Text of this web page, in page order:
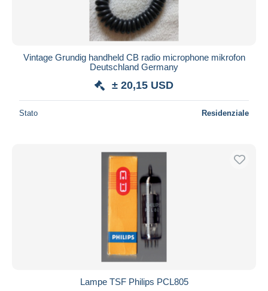
Vintage Grundig handheld CB radio microphone mikrofon
Deutschland Germany
± 20,15 USD
Stato Residenziale
Lampe TSF Philips PCL805